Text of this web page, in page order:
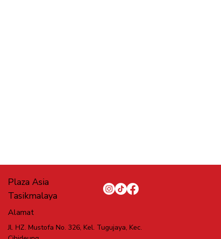
Jl. HZ. Mustofa No. 326, Kel. Tugujaya, Kec.
Alamat
Plaza Asia
Tasikmalaya